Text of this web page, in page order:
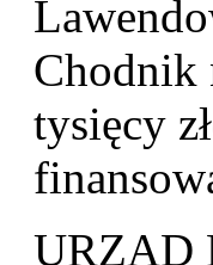
Chodnik
tysięcy
URZĄD